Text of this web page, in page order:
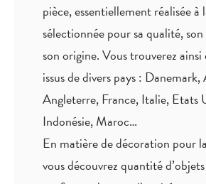
pièce,essentiellement réalisée à
sélectionnée pour sa qualité,
son origine. Vous trouverez ainsi
issus de divers pays :
Angleterre, France, Italie, Etats
Indonésie, Maroc…
En matière de décoration pour
vous découvrez quantité